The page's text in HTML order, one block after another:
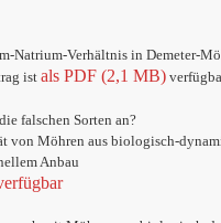
Natrium-Verhältnis in Demeter-
ist als PDF (2,1 MB)
falschen Sorten an?
von Möhren aus biologisch-
Anbau